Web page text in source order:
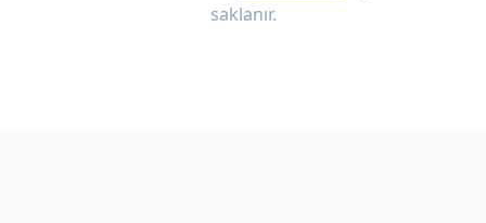
saklanır.